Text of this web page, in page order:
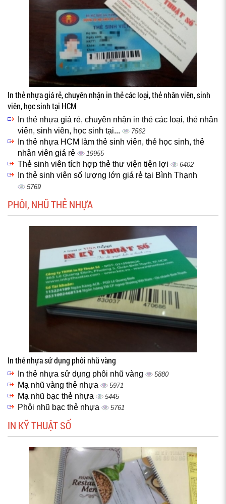
In thẻ nhựa giá rẻ, chuyên nhận in thẻ các loại, thẻ nhân viên, sinh
viên, học sinh tại HCM
In thẻ nhựa giá rẻ, chuyên nhận in thẻ các loại, thẻ nhân
viên, sinh viên, học sinh tại...
7562
In thẻ nhựa HCM làm thẻ sinh viên, thẻ học sinh, thẻ
nhân viên giá rẻ
19955
Thẻ sinh viên tích hợp thẻ thư viện tiện lợi 6402
In thẻ sinh viên số lượng lớn giá rẻ tại Bình Thạnh
5769
PHÔI, NHŨ THẺ NHỰA
In thẻ nhựa sử dụng phôi nhũ vàng
In thẻ nhựa sử dụng phôi nhũ vàng 5880
Mạ nhũ vàng thẻ nhựa 5971
Mạ nhũ bạc thẻ nhựa 5445
Phôi nhũ bạc thẻ nhựa 5761
IN KỸ THUẬT SỐ